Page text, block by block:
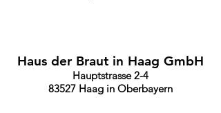
Haus der Braut in Haag GmbH
Hauptstrasse 2-4
83527 Haag in Oberbayern